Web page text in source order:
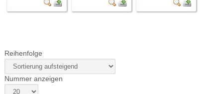
Reihenfolge
Nummer anzeigen